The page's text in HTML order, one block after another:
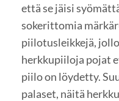
että se jäisi
sokerittomia
piilotusleikkejä,
herkkupiiloja pojat
piilo on löydetty.
palaset, näitä